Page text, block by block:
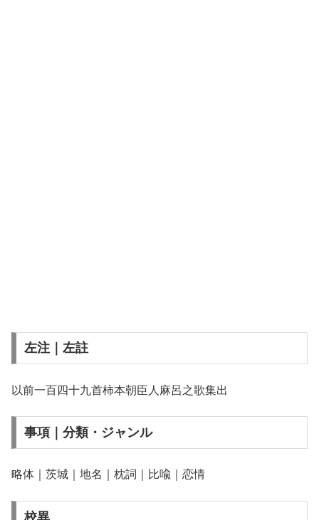
左注｜左註
以前一百四十九首柿本朝臣人麻呂之歌集出
事項｜分類・ジャンル
略体｜茨城｜地名｜枕詞｜比喩｜恋情
校異